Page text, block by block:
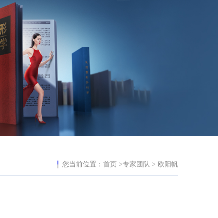
您当前位置： 首页 >专家团队 > 欧阳帆